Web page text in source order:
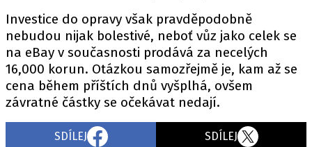
Investice do opravy však pravděpodobně
nebudou nijak bolestivé, neboť vůz jako celek se
na eBay v současnosti prodává za necelých
16,000 korun. Otázkou samozřejmě je, kam až se
cena během příštích dnů vyšplhá, ovšem
závratné částky se očekávat nedají.
SDÍLEJ SDÍLEJ